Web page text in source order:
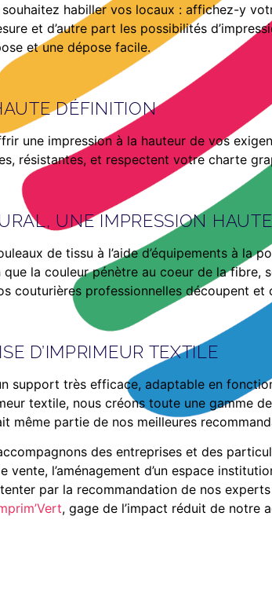
habiller vos locaux : affichez-y
et d’autre part les possibilités
et une dépose facile.
DÉFINITION
une impression à la hauteur de vos
résistantes, et respectent votre charte
UNE IMPRESSION
de tissu à l’aide d’équipements à
la couleur pénètre au coeur de la fibre,
couturières professionnelles découpent
D’IMPRIMEUR TEXTILE
support très efficace, adaptable en
textile, nous créons toute une gamme
même partie de nos meilleures
des entreprises et des
vente, l’aménagement d’un espace
par la recommandation de nos
, gage de l’impact réduit de notre